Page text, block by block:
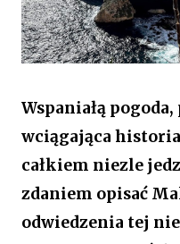
Wspaniałą
wciągająca
całkiem niezle
zdaniem opisać
odwiedzenia tej